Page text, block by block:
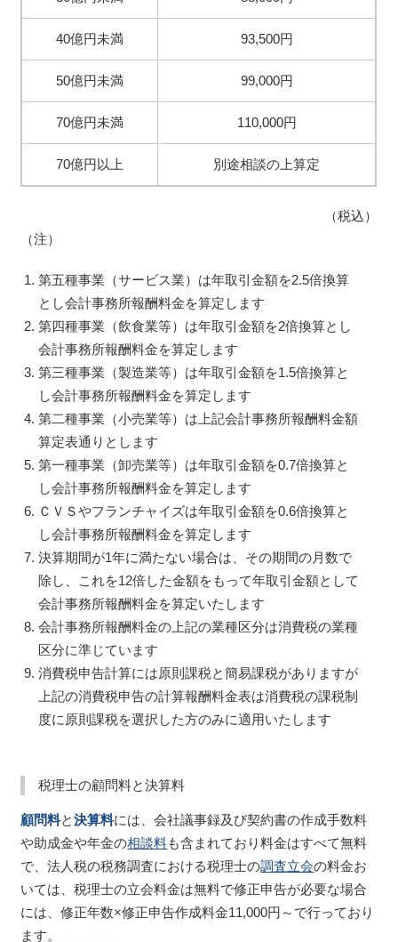
40億円未満 93,500円
50億円未満 99,000円
70億円未満 110,000円
70億円以上 別途相談の上算定
（税込）
（注）
第五種事業（サービス業）は年取引金額を2.5倍換算
とし会計事務所報酬料金を算定します
第四種事業（飲食業等）は年取引金額を2倍換算とし
会計事務所報酬料金を算定します
第三種事業（製造業等）は年取引金額を1.5倍換算と
し会計事務所報酬料金を算定します
第二種事業（小売業等）は上記会計事務所報酬料金額
算定表通りとします
第一種事業（卸売業等）は年取引金額を0.7倍換算と
し会計事務所報酬料金を算定します
ＣＶＳやフランチャイズは年取引金額を0.6倍換算と
し会計事務所報酬料金を算定します
決算期間が1年に満たない場合は、その期間の月数で
除し、これを12倍した金額をもって年取引金額として
会計事務所報酬料金を算定いたします
会計事務所報酬料金の上記の業種区分は消費税の業種
区分に準じています
消費税申告計算には原則課税と簡易課税がありますが
上記の消費税申告の計算報酬料金表は消費税の課税制
度に原則課税を選択した方のみに適用いたします
税理士の顧問料と決算料
顧問料と決算料には、会社議事録及び契約書の作成手数料
や助成金や年金の相談料も含まれており料金はすべて無料
で、法人税の税務調査における税理士の調査立会の料金お
いては、税理士の立会料金は無料で修正申告が必要な場合
には、修正年数×修正申告作成料金11,000円～で行っており
ます。